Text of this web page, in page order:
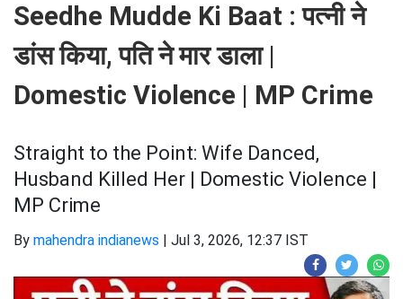
Seedhe Mudde Ki Baat : पत्नी ने
डांस किया, पति ने मार डाला |
Domestic Violence | MP Crime
Straight to the Point: Wife Danced,
Husband Killed Her | Domestic Violence |
MP Crime
By mahendra indianews | Jul 3, 2026, 12:37 IST